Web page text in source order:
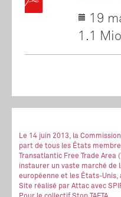
19
1.1 Mio
Le 14 juin 2013, la
part de tous les États
Transatlantic Free Trade Area
instaurer un vaste marché de
européenne et les États-Unis,
Site réalisé par Attac avec